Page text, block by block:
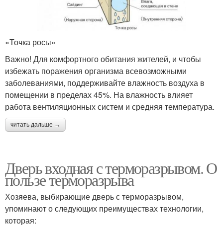
«Точка росы»
Важно! Для комфортного обитания жителей, и чтобы
избежать поражения организма всевозможными
заболеваниями, поддерживайте влажность воздуха в
помещении в пределах 45%. На влажность влияет
работа вентиляционных систем и средняя температура.
читать дальше →
Дверь входная с терморазрывом. О
пользе терморазрыва
Хозяева, выбирающие дверь с терморазрывом,
упоминают о следующих преимуществах технологии,
которая: